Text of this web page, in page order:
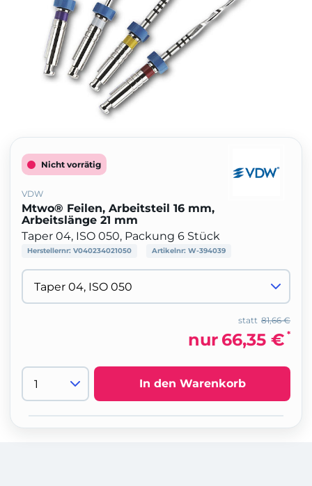
Nicht vorrätig
VDW
Mtwo® Feilen, Arbeitsteil 16 mm,
Arbeitslänge 21 mm
Taper 04, ISO 050, Packung 6 Stück
Herstellernr: V040234021050 Artikelnr: W-394039
81,66 €
statt
nur 66,35 € *
In den Warenkorb